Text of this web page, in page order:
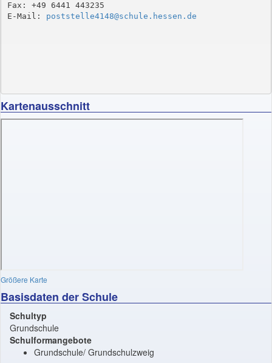
Fax: +49 6441 443235
E-Mail: poststelle4148@schule.hessen.de
Kartenausschnitt
Größere Karte
Basisdaten der Schule
Schultyp
Grundschule
Schulformangebote
Grundschule/ Grundschulzweig